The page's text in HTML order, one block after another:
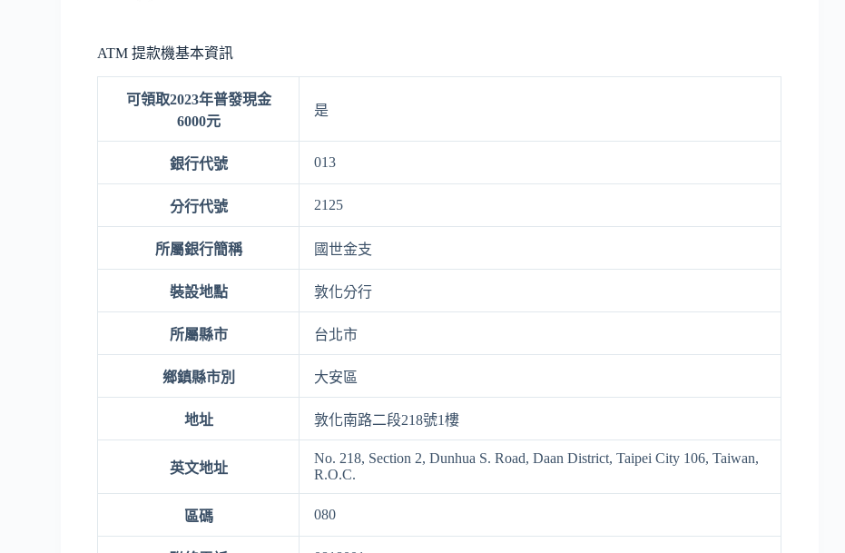
ATM 提款機基本資訊
可領取2023年普發現金
6000元
是
銀行代號 013
分行代號 2125
所屬銀行簡稱 國世金支
裝設地點 敦化分行
所屬縣市 台北市
鄉鎮縣市別 大安區
地址 敦化南路二段218號1樓
英文地址
No. 218, Section 2, Dunhua S. Road, Daan District, Taipei City 106, Taiwan,
R.O.C.
區碼 080